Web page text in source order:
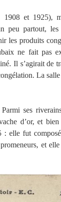
et 1925),
peu partout,
les produits
ne fait pas
Il s’agirait de
La
ses
d’or, et
elle fut
et